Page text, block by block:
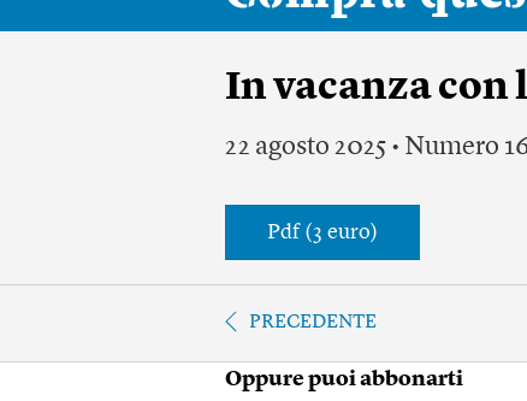
In vacanza con
22 agosto 2025 • Numero
Pdf (3 euro)
PRECEDENTE
Oppure puoi abbonarti